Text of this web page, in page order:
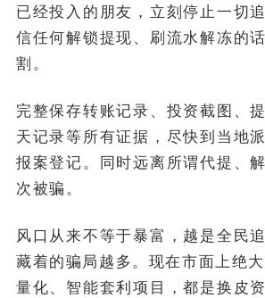
已经投入的朋友，立刻停止一切
信任何解锁提现、刷流水解冻的
割。
完整保存转账记录、投资截图、
天记录等所有证据，尽快到当地
报案登记。同时远离所谓代提、
次被骗。
风口从来不等于暴富，越是全民
藏着的骗局越多。现在市面上绝
量化、智能套利项目，都是换皮